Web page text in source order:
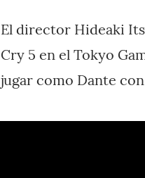
El director Hideaki
Cry 5 en el Tokyo
jugar como Dante